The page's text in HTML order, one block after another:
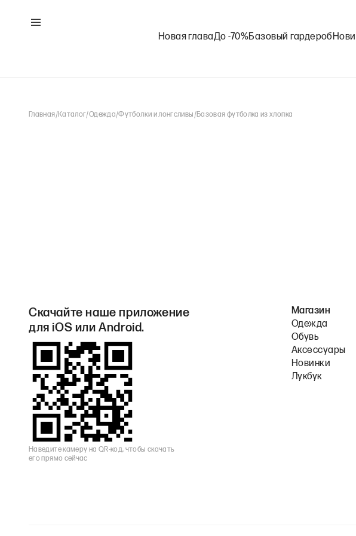
Новая главаДо -70%Базовый гардероб
Главная/Каталог/Одежда/Футболки и лонгсливы /Базовая футболка из хлопка
Скачайте наше приложение
для iOS или Android.
Наведите камеру на QR-код, чтобы скачать
его прямо сейчас
Магазин
Одежда
Обувь
Аксессуары
Новинки
Лукбук